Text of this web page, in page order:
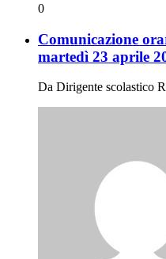
0
Comunicazione
martedì 23 aprile
Da Dirigente scolastico